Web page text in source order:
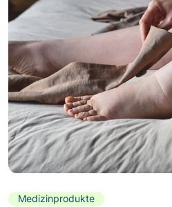
Medizinprodukte